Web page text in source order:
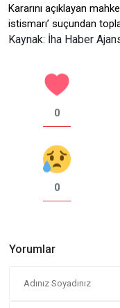
Kararını açıklayan
istismarı’ suçundan
Kaynak: İha Haber
0
0
Yorumlar